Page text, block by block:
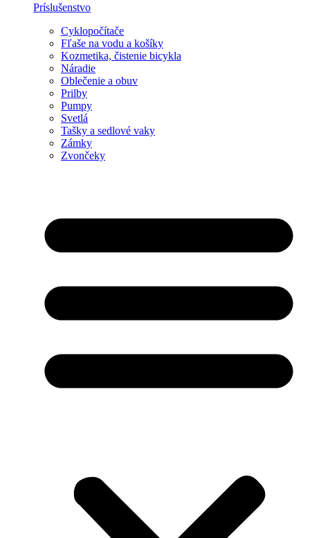
Príslušenstvo
Cyklopočítače
Fľaše na vodu a košíky
Kozmetika, čistenie bicykla
Náradie
Oblečenie a obuv
Prilby
Pumpy
Svetlá
Tašky a sedlové vaky
Zámky
Zvončeky